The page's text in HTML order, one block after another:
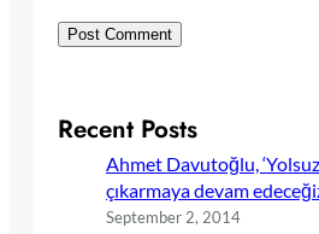
Recent Posts
Ahmet Davutoğlu,
çıkarmaya devam
September 2, 2014